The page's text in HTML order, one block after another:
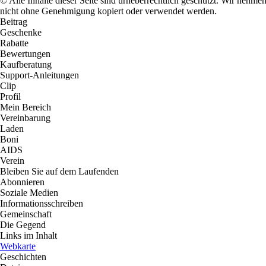
nicht ohne Genehmigung kopiert oder verwendet werden.
Beitrag
Geschenke
Rabatte
Bewertungen
Kaufberatung
Support-Anleitungen
Clip
Profil
Mein Bereich
Vereinbarung
Laden
Boni
AIDS
Verein
Bleiben Sie auf dem Laufenden
Abonnieren
Soziale Medien
Informationsschreiben
Gemeinschaft
Die Gegend
Links im Inhalt
Webkarte
Geschichten